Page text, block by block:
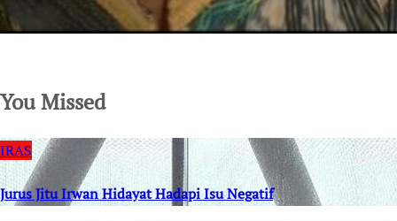
You Missed
IRAS
Jurus Jitu Irwan Hidayat Hadapi Isu Negatif